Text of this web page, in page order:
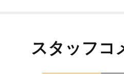
スタッフコ